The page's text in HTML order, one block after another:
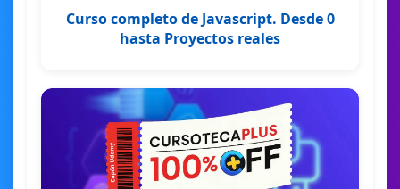
Curso completo de Javascript. Desde 0
hasta Proyectos reales